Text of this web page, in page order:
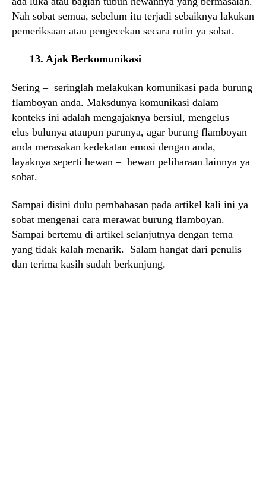
Nah sobat semua, sebelum itu terjadi sebaiknya lakukan
pemeriksaan atau pengecekan secara rutin ya sobat.
13. Ajak Berkomunikasi
Sering – seringlah melakukan komunikasi pada burung
flamboyan anda. Maksdunya komunikasi dalam
konteks ini adalah mengajaknya bersiul, mengelus –
elus bulunya ataupun parunya, agar burung flamboyan
anda merasakan kedekatan emosi dengan anda,
layaknya seperti hewan – hewan peliharaan lainnya ya
sobat.
Sampai disini dulu pembahasan pada artikel kali ini ya
sobat mengenai cara merawat burung flamboyan.
Sampai bertemu di artikel selanjutnya dengan tema
yang tidak kalah menarik. Salam hangat dari penulis
dan terima kasih sudah berkunjung.